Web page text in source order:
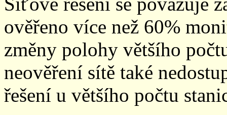
ověřeno více než 60%
změny polohy většího
neověření sítě také
řešení u většího počtu